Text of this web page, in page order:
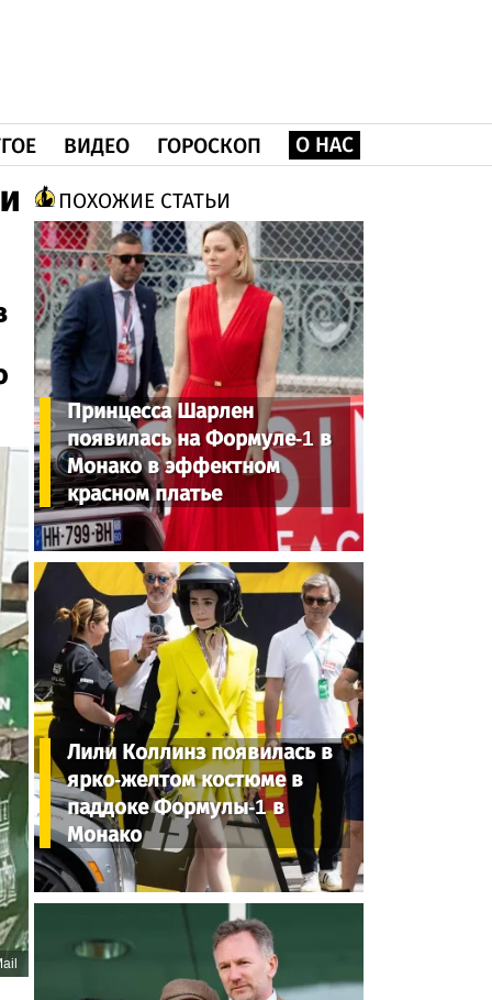
ВИДЕО ГОРОСКОП О НАС
ПОХОЖИЕ СТАТЬИ
Принцесса Шарлен
появилась на Формуле-1 в
Монако в эффектном
красном платье
Лили Коллинз появилась в
ярко-желтом костюме в
паддоке Формулы-1 в
Монако